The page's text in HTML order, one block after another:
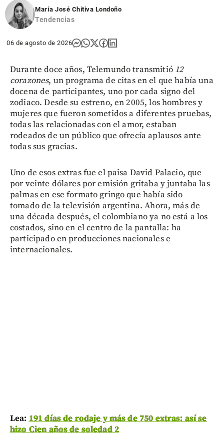
María José Chitiva Londoño
Tendencias
06 de agosto de 2026
Durante doce años, Telemundo transmitió 12
corazones, un programa de citas en el que había una
docena de participantes, uno por cada signo del
zodiaco. Desde su estreno, en 2005, los hombres y
mujeres que fueron sometidos a diferentes pruebas,
todas las relacionadas con el amor, estaban
rodeados de un público que ofrecía aplausos ante
todas sus gracias.
Uno de esos extras fue el paisa David Palacio, que
por veinte dólares por emisión gritaba y juntaba las
palmas en ese formato gringo que había sido
tomado de la televisión argentina. Ahora, más de
una década después, el colombiano ya no está a los
costados, sino en el centro de la pantalla: ha
participado en producciones nacionales e
internacionales.
Lea: 191 días de rodaje y más de 750 extras: así se
hizo Cien años de soledad 2